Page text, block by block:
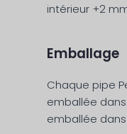
intérieur +2
Emballage
Chaque pipe
emballée
emballée